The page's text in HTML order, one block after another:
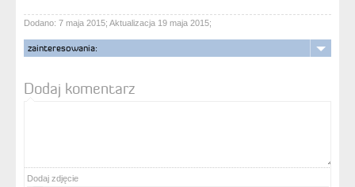
Dodano: 7 maja 2015; Aktualizacja 19 maja 2015;
zainteresowania:
Dodaj komentarz
Dodaj zdjęcie